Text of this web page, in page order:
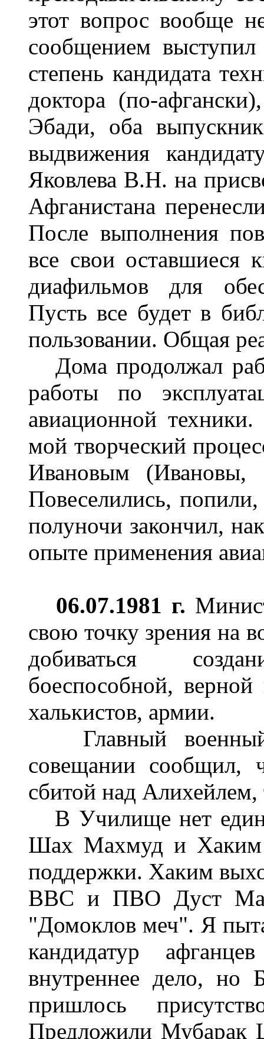
этот вопрос вообще
сообщением
степень кандидата
доктора (по-
Эбади, оба
выдвижения
Яковлева В.Н. на
Афганистана
После выполнения
все свои оставшиеся
диафильмов для
Пусть все будет в
пользовании. Общая
Дома продолжал
работы по
авиационной
мой творческий
Ивановым
Повеселились,
полуночи закончил,
опыте применения
06.07.1981 г.
свою точку зрения на
добиваться
боеспособной, верной
халькистов, армии.
Главный
совещании сообщил,
сбитой над Алихейлем,
В Училище нет
Шах Махмуд и Хаким
поддержки. Хаким
ВВС и ПВО Дуст
"Домоклов меч". Я
кандидатур
внутреннее дело, но
пришлось
Предложили Мубарак